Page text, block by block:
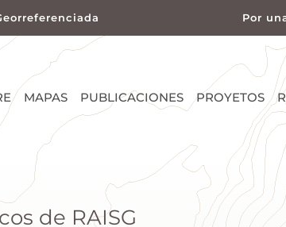
Por
MAPAS PUBLICACIONES PROYETOS
de RAISG